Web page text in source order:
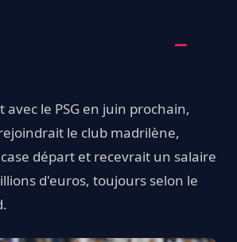
avec le PSG en juin prochain,
le club madrilène,
départ et recevrait un salaire
d'euros, toujours selon le